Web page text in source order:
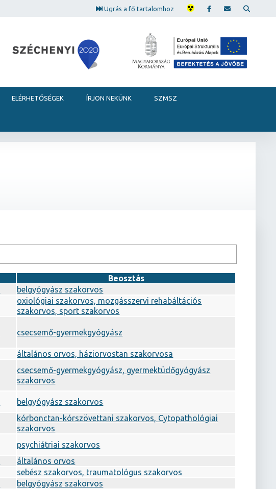
Ugrás a fő tartalomhoz
ELÉRHETŐSÉGEK ÍRJON NEKÜNK SZMSZ
Beosztás
belgyógyász szakorvos
oxiológiai szakorvos, mozgásszervi rehabáltációs
szakorvos, sport szakorvos
csecsemő-gyermekgyógyász
általános orvos, háziorvostan szakorvosa
csecsemő-gyermekgyógyász, gyermektüdőgyógyász
szakorvos
belgyógyász szakorvos
kórbonctan-kórszövettani szakorvos, Cytopathológiai
szakorvos
psychiátriai szakorvos
általános orvos
sebész szakorvos, traumatológus szakorvos
belgyógyász szakorvos